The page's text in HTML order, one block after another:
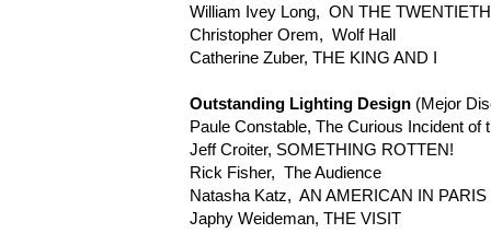
William Ivey Long, ON THE
Christopher Orem, Wolf Hall
Catherine Zuber, THE KING AND I
Outstanding Lighting Design(Mejor
Paule Constable, The Curious Incident of
Jeff Croiter, SOMETHING ROTTEN!
Rick Fisher, The Audience
Natasha Katz, AN AMERICAN IN PARIS
Japhy Weideman, THE VISIT